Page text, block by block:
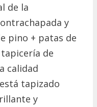
de la
y
pino + patas de
de
calidad
tapizado
y